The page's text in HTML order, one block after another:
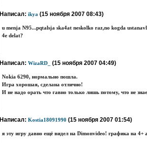
Написал: ikya (15 ноября 2007 08:43)
u menja N95...pqtalsja ska4at neskolko raz,no kogda
4e delat?
Написал: WizaRD_ (15 ноября 2007 04:49)
Nokia 6290, нормально пошла.
Игра хорошая, сделана отлично!
И не надо орать что гавно только лишь потому, что не
Написал: Kostia18091990 (15 ноября 2007 01:54)
я эту игру давно ещё видел на Dimonvideo! графика на